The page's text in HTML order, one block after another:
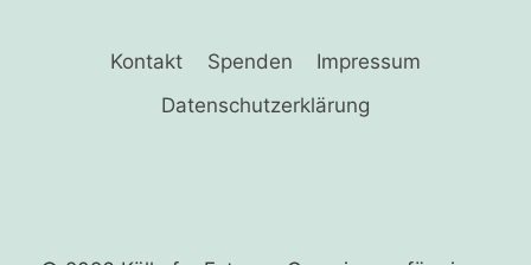
Kontakt Spenden
Impressum
Datenschutzerklärung